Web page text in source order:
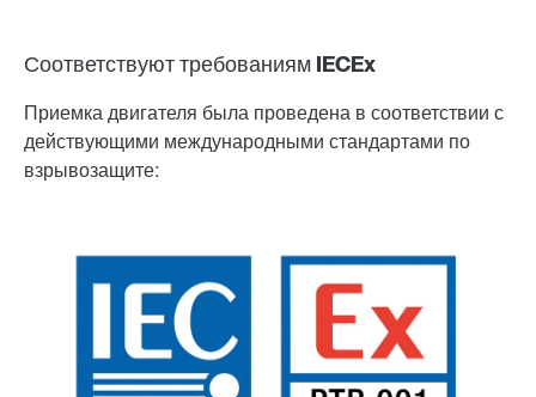
Соответствуют требованиям IECEx
Приемка двигателя была проведена в соответствии с
действующими международными стандартами по
взрывозащите: